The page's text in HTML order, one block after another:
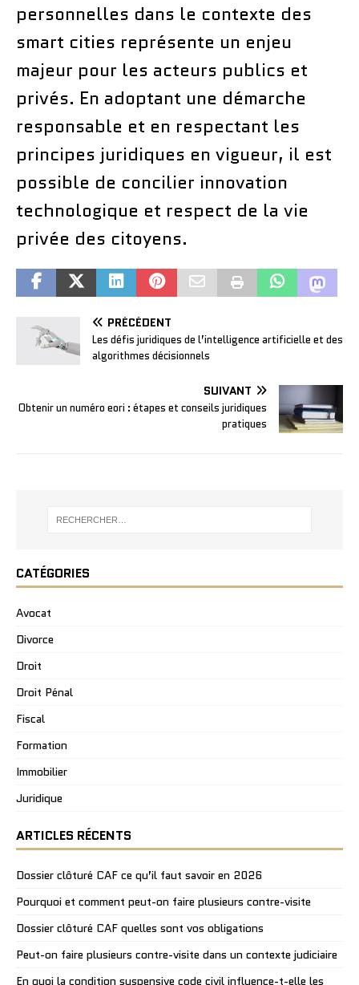
personnelles dans le contexte des
smart cities représente un enjeu
majeur pour les acteurs publics et
privés. En adoptant une démarche
responsable et en respectant les
principes juridiques en vigueur, il est
possible de concilier innovation
technologique et respect de la vie
privée des citoyens.
PRÉCÉDENT
Les défis juridiques de l’intelligence artificielle et des
algorithmes décisionnels
SUIVANT
Obtenir un numéro eori : étapes et conseils juridiques
pratiques
CATÉGORIES
Avocat
Divorce
Droit
Droit Pénal
Fiscal
Formation
Immobilier
Juridique
ARTICLES RÉCENTS
Dossier clôturé CAF ce qu’il faut savoir en 2026
Pourquoi et comment peut-on faire plusieurs contre-visite
Dossier clôturé CAF quelles sont vos obligations
Peut-on faire plusieurs contre-visite dans un contexte judiciaire
En quoi la condition suspensive code civil influence-t-elle les